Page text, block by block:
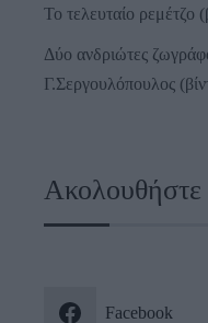
Το τελευταίο ρεμέτζο
Δύο ανδριώτες
Γ.Σεργουλόπουλος
Ακολουθήστε
Facebook